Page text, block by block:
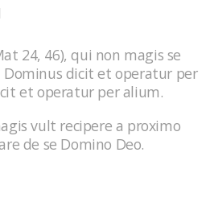
24, 46), qui non magis se
dicit et operatur per
et operatur per alium.
vult recipere a proximo
de se Domino Deo.